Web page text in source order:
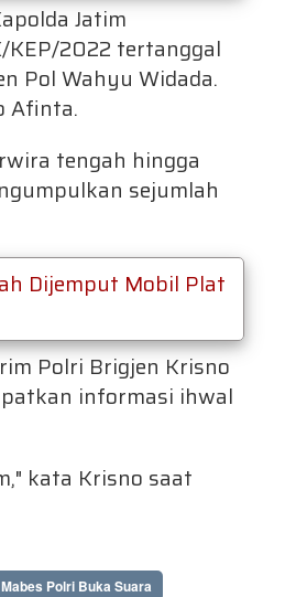
Jatim
KEP/2022 tertanggal
Pol Wahyu Widada.
Afinta.
tengah hingga
sejumlah
Dijemput Mobil Plat
Polri Brigjen Krisno
informasi ihwal
kata Krisno saat
Mabes Polri Buka Suara